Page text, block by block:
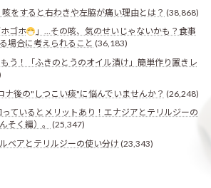
咳をすると右わきや左脇が痛い理由とは？ (38,868)
ゴホ
」…その咳、気のせいじゃないかも？食事
場合に考えられること (36,183)
う！「ふきのとうのオイル漬け」簡単作り置きレ
ナ後の"しつこい痰"に悩んでいませんか？ (26,248)
ているとメリットあり！エナジアとテリルジーの
そく編）。
(25,347)
ベアとテリルジーの使い分け (23,343)